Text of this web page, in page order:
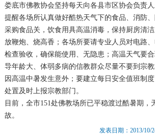
娄底市佛教协会坚持每天向各县市区协会负责
提醒各场所认真做好酷热天气下的食品、消防
采购食品关，饮食用具高温消毒，保持厨房清
放鞭炮、烧高香；各场所要请专业人员对电路
检查验收，确保能使用、无隐患；高温天气要
导年龄大、体弱多病的信教群众尽量不要到宗
因高温中暑发生意外；要建立每日安全值班制
处置及时上报宗教部门。
目前，全市151处佛教场所已平稳渡过酷暑期，
故。
发表日期：2013/10/